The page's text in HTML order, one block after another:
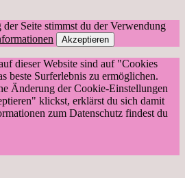
Seite stimmst du der Verwendung
Akzeptieren
dieser Website sind auf "Cookies
beste Surferlebnis zu ermöglichen.
Änderung der Cookie-Einstellungen
klickst, erklärst du sich damit
zum Datenschutz findest du